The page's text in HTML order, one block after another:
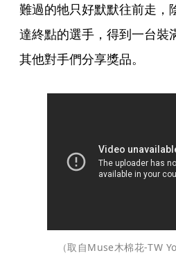
難過的牠只好默默往前走，
達終點的選手，得到一台裝
其他對手們分享獎品。
（取自Muse木棉花-TW